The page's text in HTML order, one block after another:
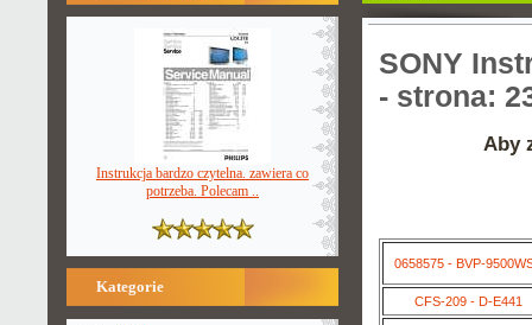
Instrukcja bardzo czytelna. zawiera co
potrzeba. Polecam ..
Kategorie
SONY
- strona:
Aby
0658575 - BVP-
CFS-209 - D-E441